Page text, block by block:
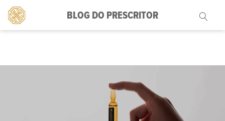
BLOG DO PRESCRITOR
Pesquisar
por: